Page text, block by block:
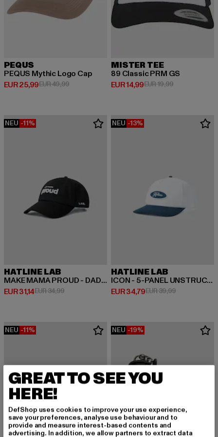
PEQUS
PEQUS Mythic Logo Cap
EUR 25,99
Derzeitiger Preis: EUR 25,99
EUR 49,99Aktionspreis: EUR 49,99
MISTER TEE
89 Classic PRM GS
EUR 14,99
Derzeitiger Preis: EUR 14,99
EUR 19,99Aktionspreis:
NEU -11%
HATLINE LAB
MAKE MAMA PROUD - DAD CAP
EUR 31,14
Derzeitiger Preis: EUR 31,14
EUR 34,99Aktionspreis: EUR 34,99
NEU -13%
HATLINE LAB
ICON - 5-PANEL UNSTRUCTURED SNAPBACK
EUR 34,79
Derzeitiger Preis: EUR 34,79
EUR 39,99Aktionspreis:
NEU -11% NEU -19%
GREAT TO SEE YOU
HERE!
DefShop uses cookies to improve your use experience,
save your preferences, analyse use behaviour and to
provide and measure interest-based contents and
advertising. In addition, we allow partners to extract data